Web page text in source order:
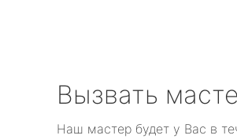
Вызвать
Наш мастер будет у Вас в